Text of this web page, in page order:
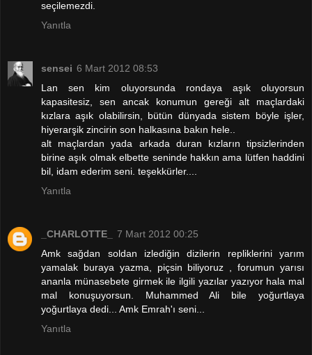
seçilemezdi.
Yanıtla
sensei 6 Mart 2012 08:53
Lan sen kim oluyorsunda rondaya aşık oluyorsun
kapasitesiz, sen ancak konumun gereği alt maçlardaki
kızlara aşık olabilirsin, bütün dünyada sistem böyle işler,
hiyerarşik zincirin son halkasına bakın hele..
alt maçlardan yada arkada duran kızların tipsizlerinden
birine aşık olmak elbette seninde hakkın ama lütfen haddini
bil, idam ederim seni. teşekkürler....
Yanıtla
_CHARLOTTE_
7 Mart 2012 00:25
Amk sağdan soldan izlediğin dizilerin repliklerini yarım
yamalak buraya yazma, piçsin biliyoruz , forumun yarısı
ananla münasebete girmek ile ilgili yazılar yazıyor hala mal
mal konuşuyorsun. Muhammed Ali bile yoğurtlaya
yoğurtlaya dedi... Amk Emrah'ı seni...
Yanıtla